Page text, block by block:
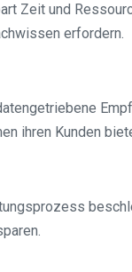
Zeit und
erfordern.
ihren Kunden